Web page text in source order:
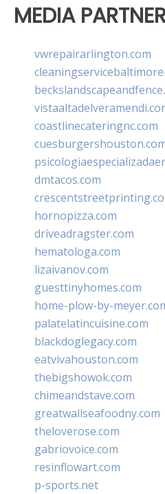
MEDIA
vwrepairarlington.com
coastlinecateringnc.com
dmtacos.com
hornopizza.com
driveadragster.com
hematologa.com
lizaivanov.com
guesttinyhomes.com
home-plow-by-
palatelatincuisine.com
blackdoglegacy.com
eatvivahouston.com
thebigshowok.com
chimeandstave.com
greatwallseafoodny.com
theloverose.com
gabriovoice.com
resinflowart.com
p-sports.net